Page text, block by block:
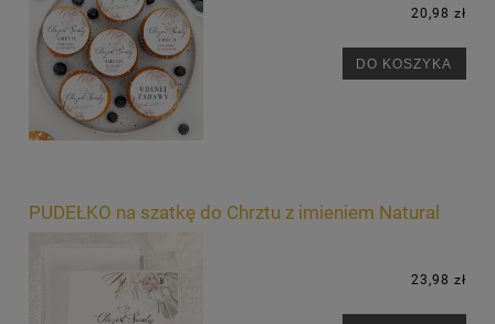
20,98 zł
DO KOSZYKA
PUDEŁKO na szatkę do Chrztu z imieniem Natural
23,98 zł